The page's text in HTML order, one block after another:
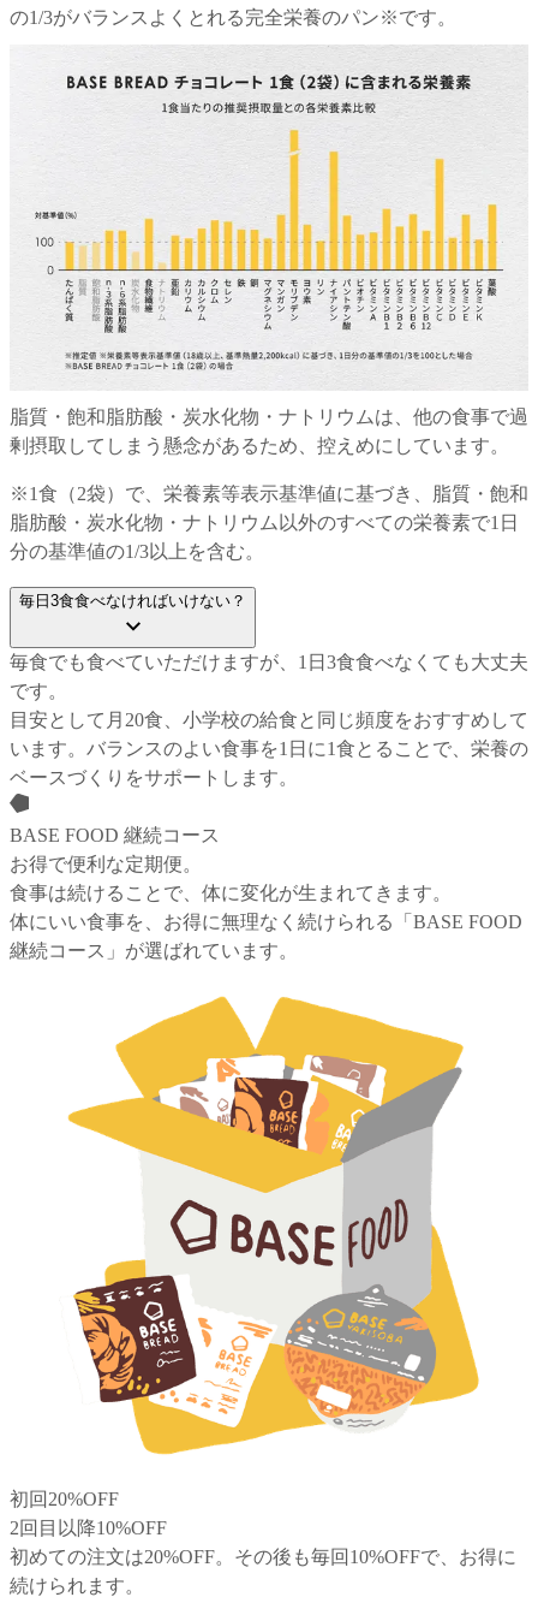
の1/3がバランスよくとれる完全栄養のパン※です。
脂質・飽和脂肪酸・炭水化物・ナトリウムは、他の食事で過
剰摂取してしまう懸念があるため、控えめにしています。
※1食（2袋）で、栄養素等表示基準値に基づき、脂質・飽和
脂肪酸・炭水化物・ナトリウム以外のすべての栄養素で1日
分の基準値の1/3以上を含む。
毎日3食食べなければいけない？
毎食でも食べていただけますが、1日3食食べなくても大丈夫
です。
目安として月20食、小学校の給食と同じ頻度をおすすめして
います。バランスのよい食事を1日に1食とることで、栄養の
ベースづくりをサポートします。
BASE FOOD 継続コース
お得で便利な定期便。
食事は続けることで、体に変化が生まれてきます。
体にいい食事を、お得に無理なく続けられる「BASE FOOD
継続コース」が選ばれています。
初回20%OFF
2回目以降10%OFF
初めての注文は20%OFF。その後も毎回10%OFFで、お得に
続けられます。